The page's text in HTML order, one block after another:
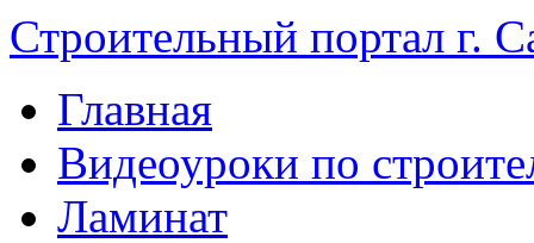
Строительный портал г.
Главная
Видеоуроки по
Ламинат